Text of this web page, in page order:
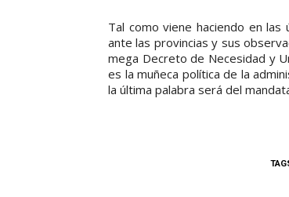
Tal como viene haciendo en las
ante las provincias y sus
mega Decreto de Necesidad y
es la muñeca política de la
la última palabra será del